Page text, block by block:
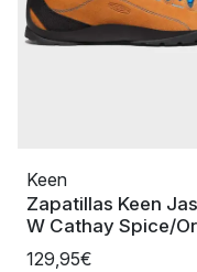
Keen
Zapatillas Keen
W Cathay Spice/
Blue
129,95€